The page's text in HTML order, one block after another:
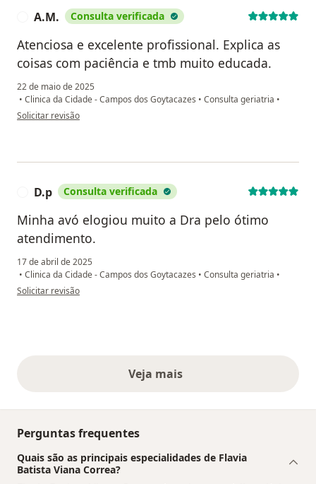
A.M. Consulta verificada
Atenciosa e excelente profissional. Explica as
coisas com paciência e tmb muito educada.
22 de maio de 2025
• Clinica da Cidade - Campos dos Goytacazes • Consulta geriatria •
na opinião do utilizador A.M.
Solicitar revisão
D.p Consulta verificada
Minha avó elogiou muito a Dra pelo ótimo
atendimento.
17 de abril de 2025
• Clinica da Cidade - Campos dos Goytacazes • Consulta geriatria •
na opinião do utilizador D.p
Solicitar revisão
Veja maisopiniões acima
Perguntas frequentes
Quais são as principais especialidades de Flavia
Batista Viana Correa?